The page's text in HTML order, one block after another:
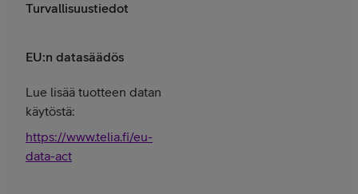
Turvallisuustiedot
EU:n datasäädös
Lue lisää tuotteen datan
käytöstä:
https://www.telia.fi/eu-
data-act